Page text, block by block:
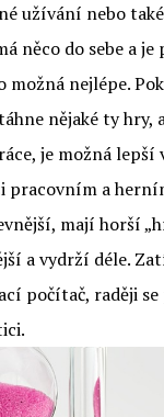
užívání nebo
něco do sebe a je
možná nejlépe.
nějaké ty hry,
je možná lepší
pracovním a
mají horší
a vydrží déle.
počítač, raději